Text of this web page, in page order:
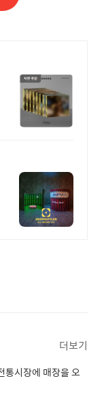
더보기
통시장에 매장을 오